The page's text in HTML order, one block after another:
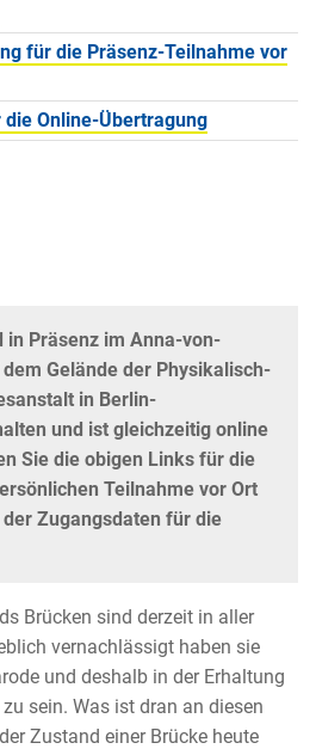
für die Präsenz-Teilnahme vor
Online-Übertragung
in Präsenz im Anna-von-
Gelände der Physikalisch-
in Berlin-
und ist gleichzeitig online
Sie die obigen Links für die
Teilnahme vor Ort
Zugangsdaten für die
Brücken sind derzeit in aller
vernachlässigt haben sie
und deshalb in der Erhaltung
sein. Was ist dran an diesen
Zustand einer Brücke heute